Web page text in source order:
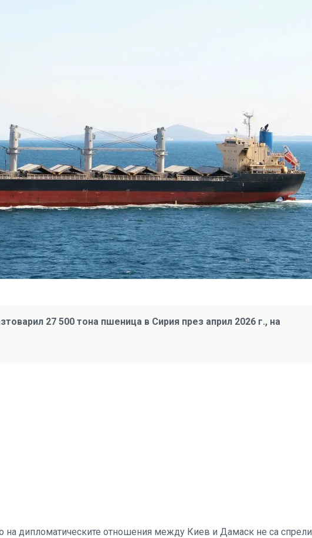
27 500 тона пшеница в Сирия през април 2026 г., на
на дипломатическите отношения между Киев и Дамаск не са спрели